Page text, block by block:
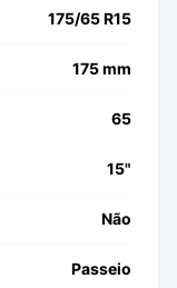
175/65 R15
175 mm
65
15"
Não
Passeio